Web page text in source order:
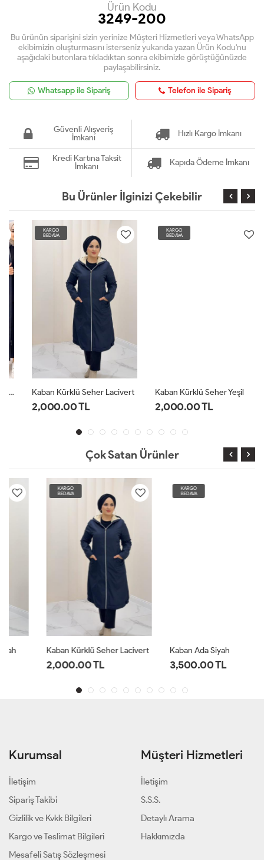
Ürün Kodu
3249-200
Bu ürünün siparişini sizin yerinize Müşteri Hizmetleri veya WhatsApp
ekibimizin oluşturmasını isterseniz yukarıda yazan Ürün Kodu'nu
aşağıdaki butonlara tıkladıktan sonra ekibimizle görüştüğünüzde
paylaşabilirsiniz.
Whatsapp ile Sipariş Telefon ile Sipariş
Güvenli Alışveriş
İmkanı
Hızlı Kargo İmkanı
Kredi Kartına Taksit
İmkanı
Kapıda Ödeme İmkanı
Bu Ürünler İlginizi Çekebilir
KARGO
BEDAVA
Kaban Kürklü Seher Lacivert
2,000.00 TL
KARGO
BEDAVA
Kaban Kürklü Seher Yeşil
2,000.00 TL
Çok Satan Ürünler
Kaban Kürklü Seher Lacivert
2,000.00 TL
Kaban Ada Siyah
3,500.00 TL
Kurumsal
İletişim
Sipariş Takibi
Gizlilik ve Kvkk Bilgileri
Kargo ve Teslimat Bilgileri
Mesafeli Satış Sözleşmesi
Müşteri Hizmetleri
İletişim
S.S.S.
Detaylı Arama
Hakkımızda